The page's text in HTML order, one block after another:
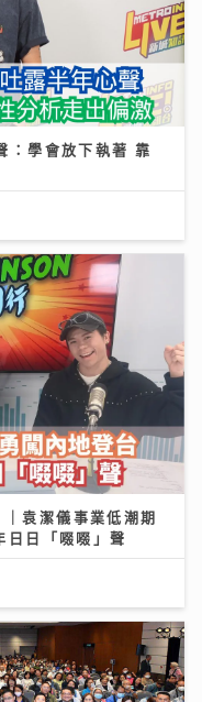
：學會放下執著 靠
袁潔儀事業低潮期
日「啜啜」聲